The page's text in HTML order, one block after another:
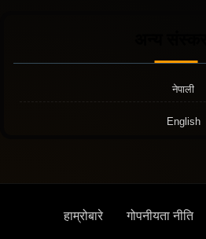
नेपाली
English
हाम्रोबारे गोपनीयता नीति